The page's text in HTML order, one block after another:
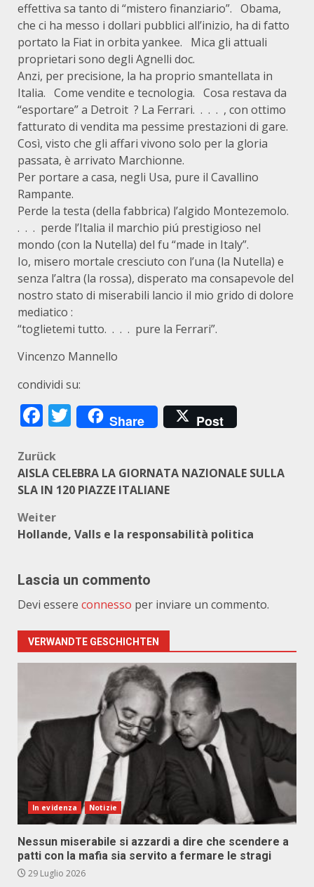
effettiva sa tanto di “mistero finanziario”. Obama,
che ci ha messo i dollari pubblici all’inizio, ha di fatto
portato la Fiat in orbita yankee. Mica gli attuali
proprietari sono degli Agnelli doc.
Anzi, per precisione, la ha proprio smantellata in
Italia. Come vendite e tecnologia. Cosa restava da
“esportare” a Detroit ? La Ferrari. . . . , con ottimo
fatturato di vendita ma pessime prestazioni di gare.
Così, visto che gli affari vivono solo per la gloria
passata, è arrivato Marchionne.
Per portare a casa, negli Usa, pure il Cavallino
Rampante.
Perde la testa (della fabbrica) l’algido Montezemolo.
. . . perde l’Italia il marchio piú prestigioso nel
mondo (con la Nutella) del fu “made in Italy”.
Io, misero mortale cresciuto con l’una (la Nutella) e
senza l’altra (la rossa), disperato ma consapevole del
nostro stato di miserabili lancio il mio grido di dolore
mediatico :
“toglietemi tutto. . . . pure la Ferrari”.
Vincenzo Mannello
condividi su:
Facebook
Twitter
Share Post
Beitragsnavigation
Zurück
AISLA CELEBRA LA GIORNATA NAZIONALE SULLA
SLA IN 120 PIAZZE ITALIANE
Weiter
Hollande, Valls e la responsabilità politica
Lascia un commento
Devi essere connesso per inviare un commento.
VERWANDTE GESCHICHTEN
In evidenza Notizie
Nessun miserabile si azzardi a dire che scendere a
patti con la mafia sia servito a fermare le stragi
29 Luglio 2026